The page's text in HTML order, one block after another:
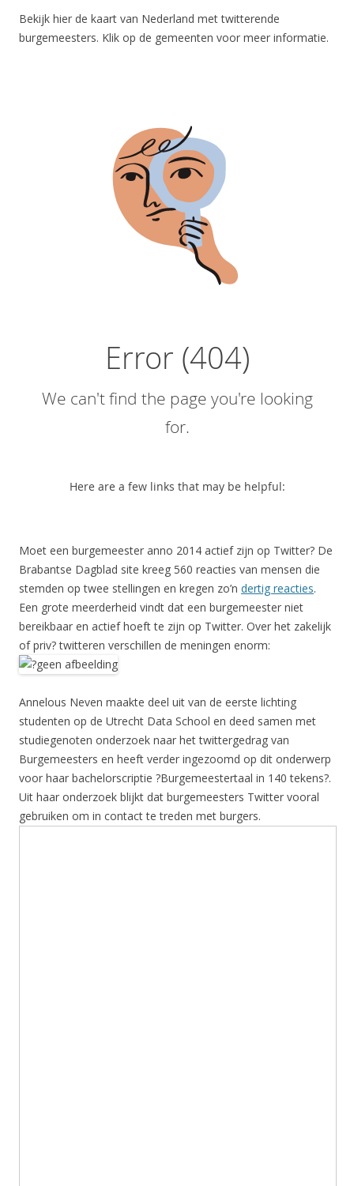
Bekijk hier de kaart van Nederland met twitterende
burgemeesters. Klik op de gemeenten voor meer informatie.
Moet een burgemeester anno 2014 actief zijn op Twitter? De
Brabantse Dagblad site kreeg 560 reacties van mensen die
stemden op twee stellingen en kregen zo’n dertig reacties.
Een grote meerderheid vindt dat een burgemeester niet
bereikbaar en actief hoeft te zijn op Twitter. Over het zakelijk
of priv? twitteren verschillen de meningen enorm:
Annelous Neven maakte deel uit van de eerste lichting
studenten op de Utrecht Data School en deed samen met
studiegenoten onderzoek naar het twittergedrag van
Burgemeesters en heeft verder ingezoomd op dit onderwerp
voor haar bachelorscriptie ?Burgemeestertaal in 140 tekens?.
Uit haar onderzoek blijkt dat burgemeesters Twitter vooral
gebruiken om in contact te treden met burgers.